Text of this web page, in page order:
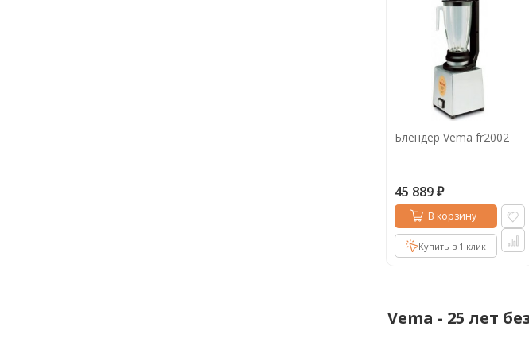
Блендер Vema fr2002
45 889 ₽
В корзину
Купить в 1 клик
Vema - 25 лет